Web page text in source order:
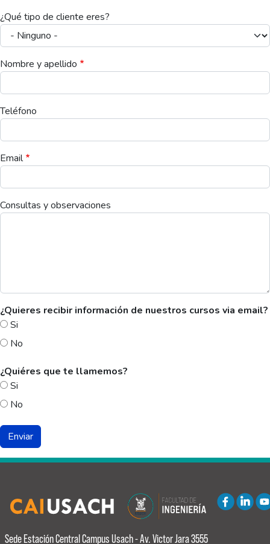
¿Qué tipo de cliente eres?
Nombre y apellido
Teléfono
Email
Consultas y observaciones
¿Quieres recibir información de nuestros cursos via email?
Si
No
¿Quiéres que te llamemos?
Si
No
Sede Estación Central Campus Usach - Av. Victor Jara 3555